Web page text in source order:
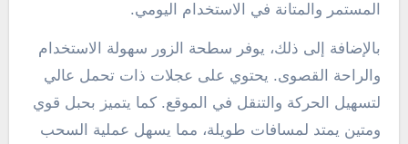
المستمر والمتانة في الاستخدام اليومي.
بالإضافة إلى ذلك، يوفر سطحة الزور سهولة الاستخدام
والراحة القصوى. يحتوي على عجلات ذات تحمل عالي
لتسهيل الحركة والتنقل في الموقع. كما يتميز بحبل قوي
ومتين يمتد لمسافات طويلة، مما يسهل عملية السحب